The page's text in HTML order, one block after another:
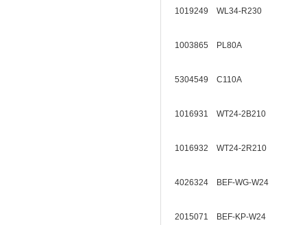
1019249 WL34-R230
1003865 PL80A
5304549 C110A
1016931 WT24-2B210
1016932 WT24-2R210
4026324 BEF-WG-W24
2015071 BEF-KP-W24